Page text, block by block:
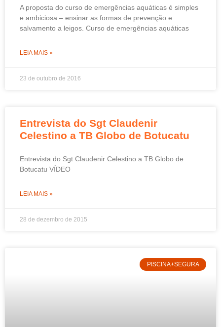
A proposta do curso de emergências aquáticas é simples
e ambiciosa – ensinar as formas de prevenção e
salvamento a leigos. Curso de emergências aquáticas
LEIA MAIS »
23 de outubro de 2016
Entrevista do Sgt Claudenir
Celestino a TB Globo de Botucatu
Entrevista do Sgt Claudenir Celestino a TB Globo de
Botucatu VÍDEO
LEIA MAIS »
28 de dezembro de 2015
PISCINA+SEGURA